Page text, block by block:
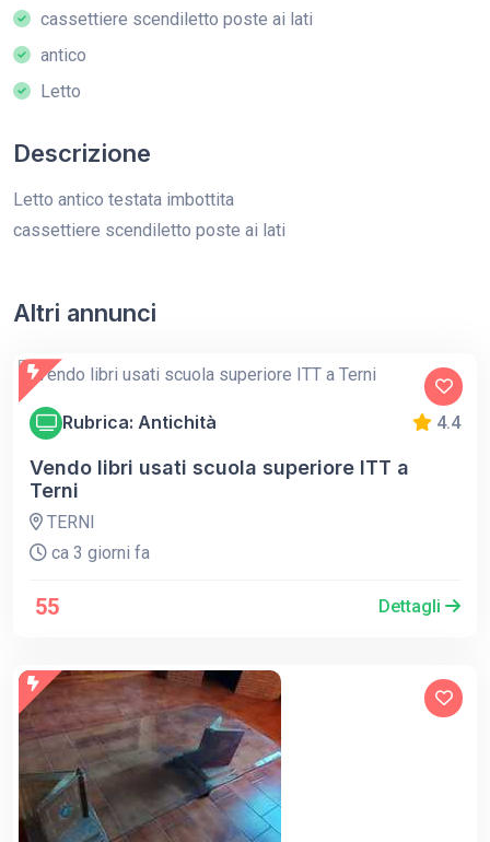
cassettiere scendiletto poste ai lati
antico
Letto
Descrizione
Letto antico testata imbottita
cassettiere scendiletto poste ai lati
Altri annunci
Rubrica: Antichità 4.4
Vendo libri usati scuola superiore ITT a
Terni
TERNI
ca 3 giorni fa
55 Dettagli